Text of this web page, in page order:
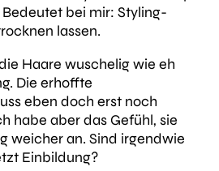
bei mir: Styling-
lassen.
Haare wuschelig wie eh
Die erhoffte
eben doch erst noch
habe aber das Gefühl, sie
weicher an. Sind irgendwie
Einbildung?